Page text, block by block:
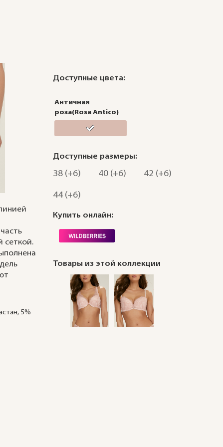
сеткой.
5%
Доступные цвета:
Античная
роза(Rosa Antico)
Доступные размеры:
38 (+6) 40 (+6) 42 (+6)
44 (+6)
Купить онлайн:
Товары из этой коллекции